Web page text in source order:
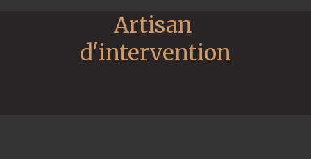
Artisan
d'intervention